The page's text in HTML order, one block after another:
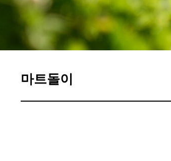
마트돌이